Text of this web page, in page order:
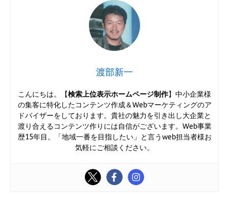
渡部新一
こんにちは。【検索上位表示ホームページ制作】中小企業様
の集客に特化したコンテンツ作成＆Webマーケティングのア
ドバイザーをしております。貴社の魅力を引き出し大企業と
渡り合えるコンテンツ作りには自信がございます。Web事業
歴15年目。「地域一番を目指したい」と言うweb担当者様お
気軽にご相談ください。